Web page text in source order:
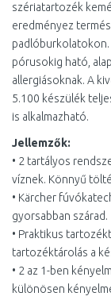
szériatartozék
eredményez
padlóburkolatokon.
pórusokig ható,
allergiásoknak. A
5.100 készülék
is alkalmazható.
Jellemzők:
• 2 tartályos
víznek. Könnyű
• Kärcher
gyorsabban szárad.
• Praktikus
tartozéktárolás a
• 2 az 1-ben
különösen